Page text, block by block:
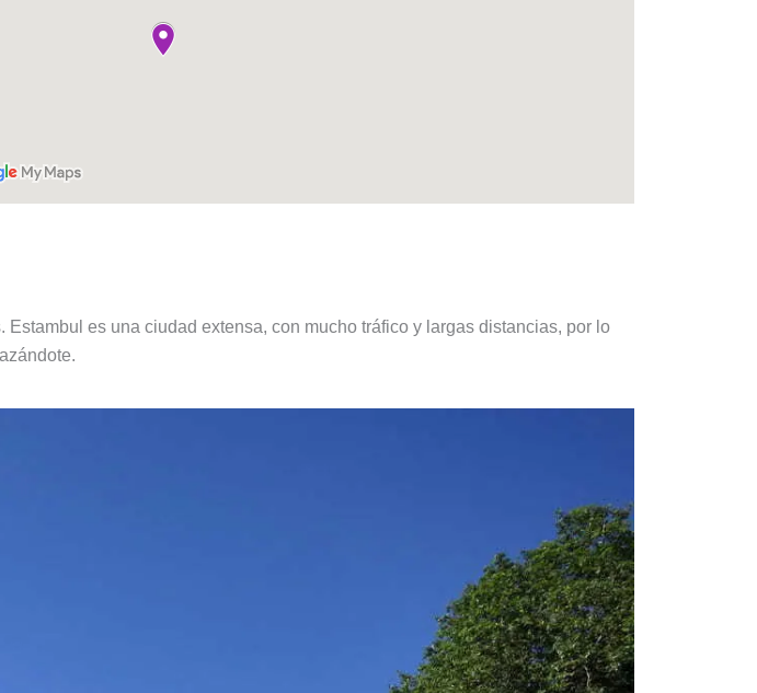
es una ciudad extensa, con mucho tráfico y largas distancias, por lo